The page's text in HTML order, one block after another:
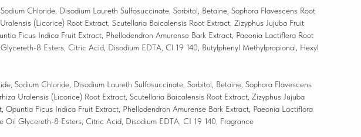
Chloride, Disodium Laureth Sulfosuccinate, Sorbitol, Betaine, Sophora Flavescens Root
(Licorice) Root Extract, Scutellaria Baicalensis Root Extract, Zizyphus Jujuba Fruit
Ficus Indica Fruit Extract, Phellodendron Amurense Bark Extract, Paeonia Lactiflora Root
8 Esters, Citric Acid, Disodium EDTA, Cl 19 140, Butylphenyl Methylpropional, Hexyl
Sodium Chloride, Disodium Laureth Sulfosuccinate, Sorbitol, Betaine, Sophora Flavescens
Uralensis (Licorice) Root Extract, Scutellaria Baicalensis Root Extract, Zizyphus Jujuba
Ficus Indica Fruit Extract, Phellodendron Amurense Bark Extract, Paeonia Lactiflora
Oil Glycereth-8 Esters, Citric Acid, Disodium EDTA, CI 19 140, Fragrance